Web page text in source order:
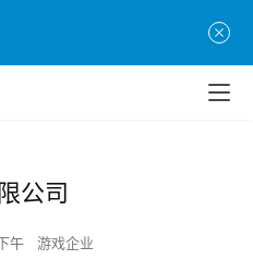
公司
午 游戏企业